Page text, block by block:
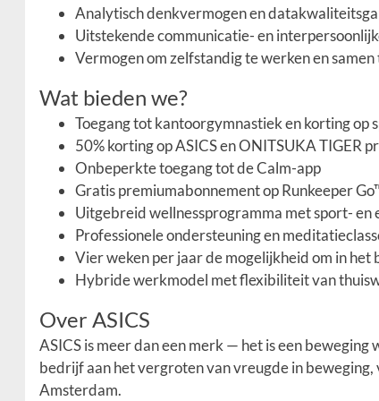
Analytisch denkvermogen en
Uitstekende communicatie- en
Vermogen om zelfstandig te werken en
Wat bieden we?
Toegang tot kantoorgymnastiek en korting op
50% korting op ASICS en ONITSUKA TIGER
Onbeperkte toegang tot de Calm-app
Gratis premiumabonnement op Runkeeper
Uitgebreid wellnessprogramma met sport- en
Professionele ondersteuning en
Vier weken per jaar de mogelijkheid om in het
Hybride werkmodel met flexibiliteit van
Over ASICS
ASICS is meer dan een merk — het is een
bedrijf aan het vergroten van vreugde in
Amsterdam.